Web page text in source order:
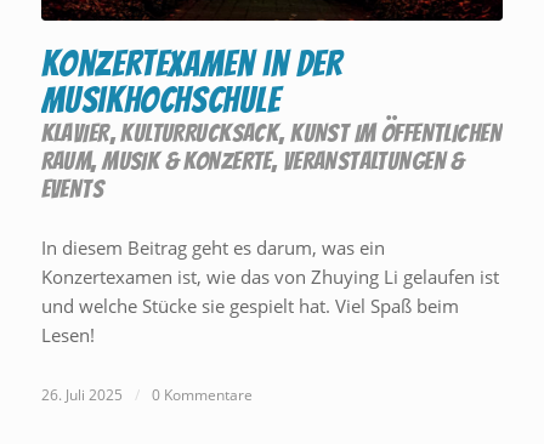
Konzertexamen in der
Musikhochschule
KLAVIER,KULTURRUCKSACK,KUNST IM ÖFFENTLICHEN
RAUM,MUSIK & KONZERTE, VERANSTALTUNGEN &
EVENTS
In diesem Beitrag geht es darum, was ein
Konzertexamen ist, wie das von Zhuying Li gelaufen ist
und welche Stücke sie gespielt hat. Viel Spaß beim
Lesen!
26. Juli 2025 / 0 Kommentare